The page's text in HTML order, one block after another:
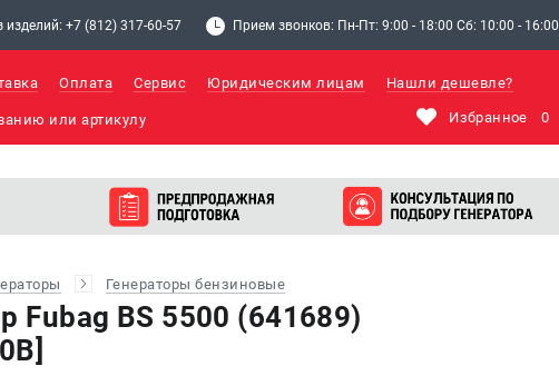
изделий: +7 (812) 317-60-57 Прием звонков: Пн-Пт: 9:00 - 18:00 Сб: 10:00 - 16:00
Оплата Сервис Юридическим лицам Нашли дешевле?
Избранное 0
Генераторы бензиновые
Fubag BS 5500 (641689)